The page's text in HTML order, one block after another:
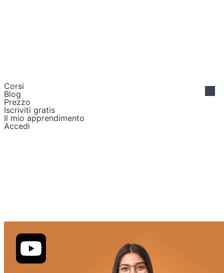
Corsi
Blog
Prezzo
Iscriviti gratis
Il mio apprendimento
Accedi